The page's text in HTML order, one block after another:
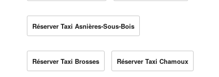
Réserver Taxi Asnières-Sous-Bois
Réserver Taxi Brosses Réserver Taxi Chamoux